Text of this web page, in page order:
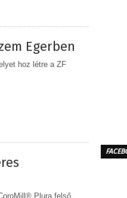
Egerben
hoz létre a ZF
Plura felső